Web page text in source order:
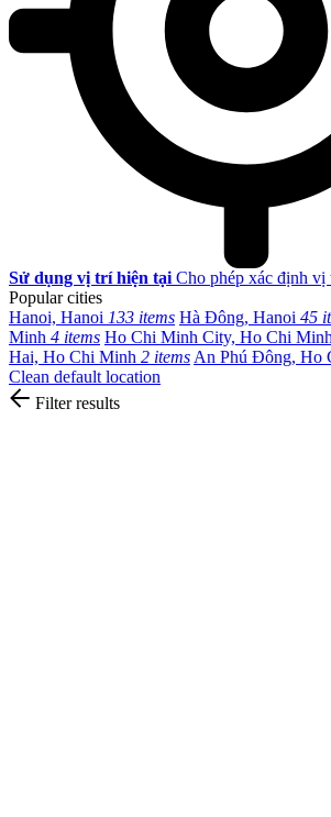
Sử dụng vị trí hiện tại Cho phép xác định vị
Popular cities
Hanoi, Hanoi 133 items Hà Đông, Hanoi 45
Minh 4 items Ho Chi Minh City, Ho Chi Minh
Hai, Ho Chi Minh 2 items An Phú Đông, Ho
Clean default location
Filter results